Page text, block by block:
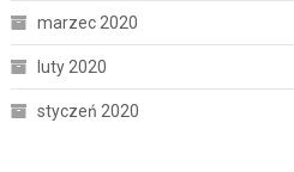
marzec 2020
luty 2020
styczeń 2020